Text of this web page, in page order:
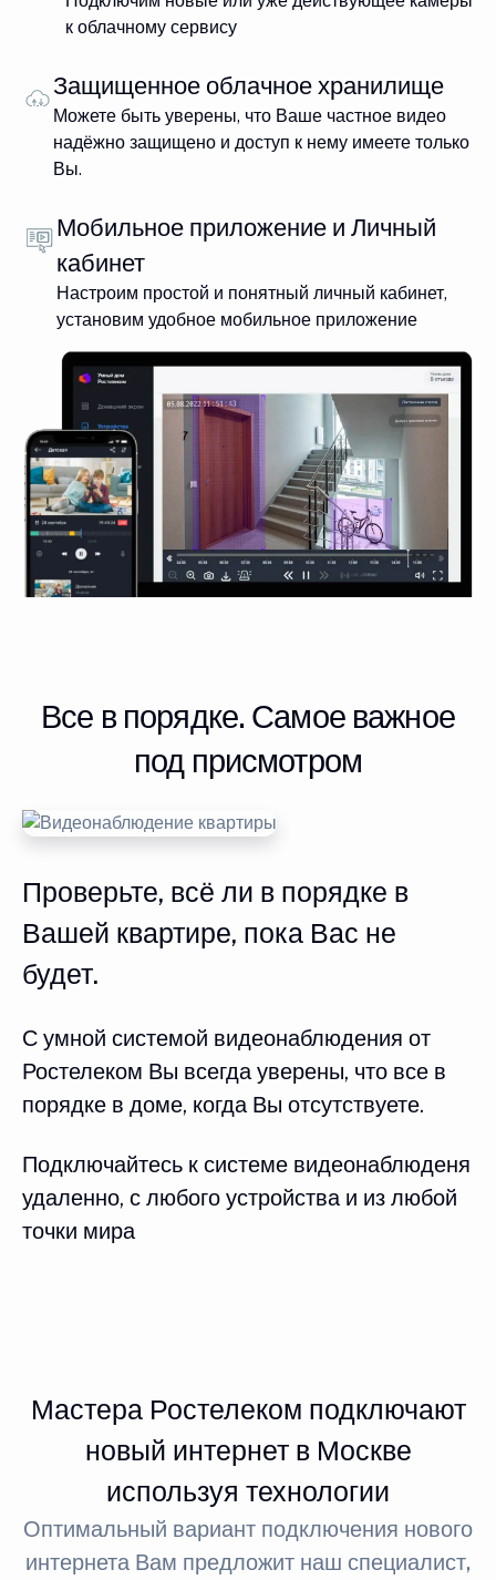
к облачному сервису
Защищенное облачное хранилище
Можете быть уверены, что Ваше частное видео
надёжно защищено и доступ к нему имеете только
Вы.
Мобильное приложение и Личный
кабинет
Настроим простой и понятный личный кабинет,
установим удобное мобильное приложение
Все в порядке. Самое важное
под присмотром
Проверьте, всё ли в порядке в
Вашей квартире, пока Вас не
будет.
С умной системой видеонаблюдения от
Ростелеком Вы всегда уверены, что все в
порядке в доме, когда Вы отсутствуете.
Подключайтесь к системе видеонаблюденя
удаленно, с любого устройства и из любой
точки мира
Мастера Ростелеком подключают
новый интернет в Москве
используя технологии
Оптимальный вариант подключения нового
интернета Вам предложит наш специалист,